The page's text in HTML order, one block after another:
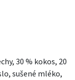
30 % kokos, 20
sušené mléko,